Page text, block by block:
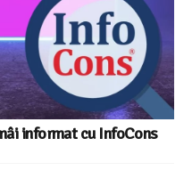
informat cu InfoCons